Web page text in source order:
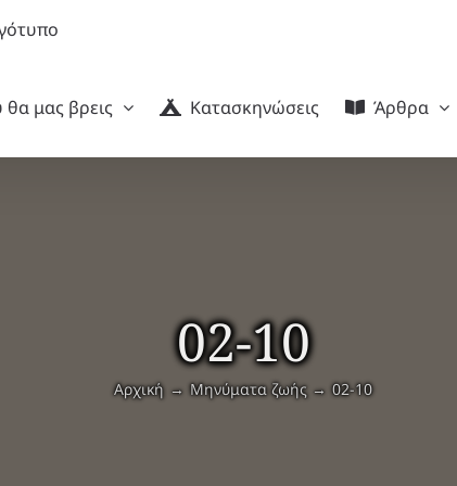
μας βρεις
Κατασκηνώσεις Άρθρα
02-10
Αρχική Μηνύματα ζωής 02-10